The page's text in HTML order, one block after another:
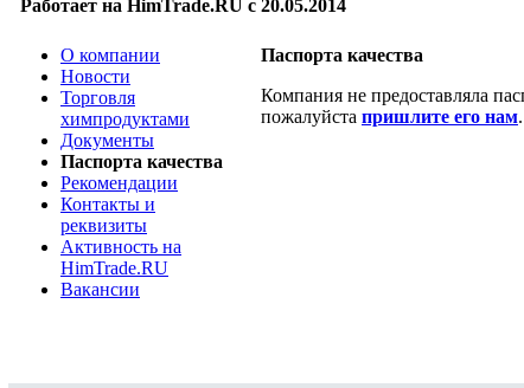
Работает на HimTrade.RU с 20.05.2014
О компании
Новости
Торговля
химпродуктами
Документы
Паспорта качества
Рекомендации
Контакты и
реквизиты
Активность на
HimTrade.RU
Вакансии
Паспорта качества
Компания не предоставляла
пожалуйста пришлите его нам.